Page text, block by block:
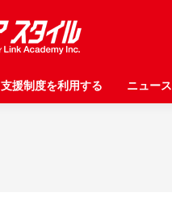
支援制度を利用する ニュース
支援制度を利用する ニュース